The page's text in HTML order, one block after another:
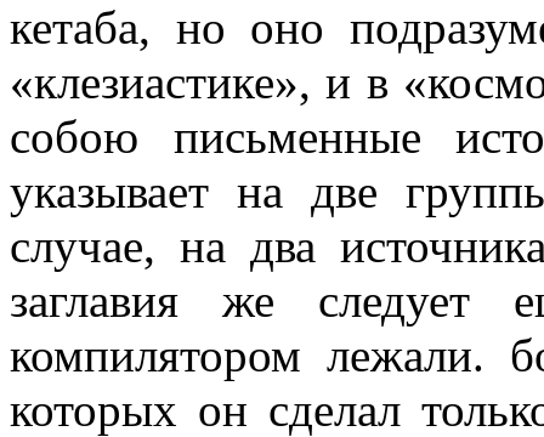
кетаба, но оно
«клезиастике», и в
собою письменные
указывает на две
случае, на два
заглавия же
компилятором лежали.
которых он сделал